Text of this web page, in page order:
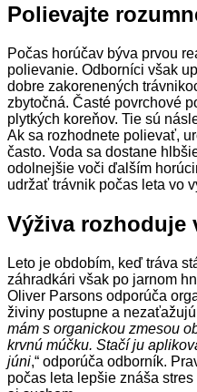
Polievajte
Počas horúčav býva prvou
polievanie. Odborníci však
dobre zakorenených
zbytočná. Časté povrchové
plytkých koreňov. Tie sú
Ak sa rozhodnete polievať,
často. Voda sa dostane
odolnejšie voči ďalším
udržať trávnik počas leta vo
Výživa rozhoduje
Leto je obdobím, keď tráva
záhradkári však po jarnom
Oliver Parsons odporúča
živiny postupne a nezaťažujú
mám s organickou zmesou
krvnú múčku. Stačí ju
júni,“ odporúča odborník.
počas leta lepšie znáša